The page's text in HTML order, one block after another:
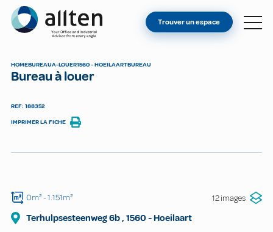
Allten
TROUVER UN ESPACE
Trouver un espace
HOMEBUREAUA-LOUER1560 - HOEILAARTBUREAU
Bureau à louer
REF: 188352
IMPRIMER LA FICHE
0m²- 1.151m² 12 images
Terhulpsesteenweg6b, 1560 -Hoeilaart